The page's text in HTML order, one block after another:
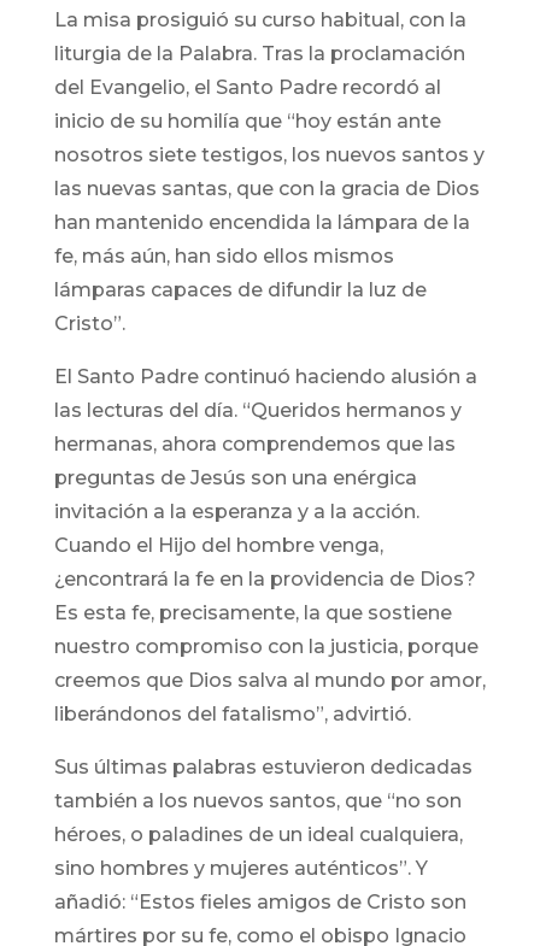
La misa prosiguió su curso habitual, con la
liturgia de la Palabra. Tras la proclamación
del Evangelio, el Santo Padre recordó al
inicio de su homilía que “hoy están ante
nosotros siete testigos, los nuevos santos y
las nuevas santas, que con la gracia de Dios
han mantenido encendida la lámpara de la
fe, más aún, han sido ellos mismos
lámparas capaces de difundir la luz de
Cristo”.
El Santo Padre continuó haciendo alusión a
las lecturas del día. “Queridos hermanos y
hermanas, ahora comprendemos que las
preguntas de Jesús son una enérgica
invitación a la esperanza y a la acción.
Cuando el Hijo del hombre venga,
¿encontrará la fe en la providencia de Dios?
Es esta fe, precisamente, la que sostiene
nuestro compromiso con la justicia, porque
creemos que Dios salva al mundo por amor,
liberándonos del fatalismo”, advirtió.
Sus últimas palabras estuvieron dedicadas
también a los nuevos santos, que “no son
héroes, o paladines de un ideal cualquiera,
sino hombres y mujeres auténticos”. Y
añadió: “Estos fieles amigos de Cristo son
mártires por su fe, como el obispo Ignacio